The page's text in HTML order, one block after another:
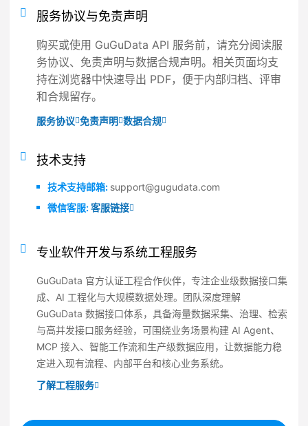
服务协议与免责声明
购买或使用 GuGuData API 服务前，请充分阅读服
务协议、免责声明与数据合规声明。相关页面均支
持在浏览器中快速导出 PDF，便于内部归档、评审
和合规留存。
服务协议 免责声明 数据合规
技术支持
技术支持邮箱: support@gugudata.com
微信客服:客服链接
专业软件开发与系统工程服务
GuGuData 官方认证工程合作伙伴，专注企业级数据接口集
成、AI 工程化与大规模数据处理。团队深度理解
GuGuData 数据接口体系，具备海量数据采集、治理、检索
与高并发接口服务经验，可围绕业务场景构建 AI Agent、
MCP 接入、智能工作流和生产级数据应用，让数据能力稳
定进入现有流程、内部平台和核心业务系统。
了解工程服务